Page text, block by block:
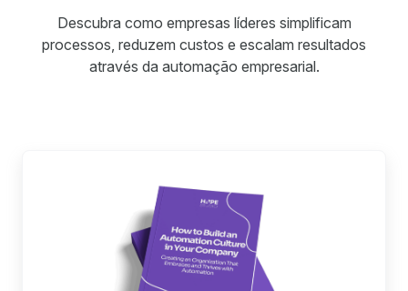
Descubra como empresas líderes simplificam
processos, reduzem custos e escalam resultados
através da automação empresarial.